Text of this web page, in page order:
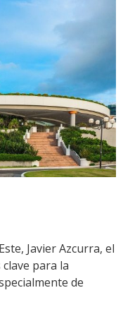
Javier Azcurra, el
para la
de